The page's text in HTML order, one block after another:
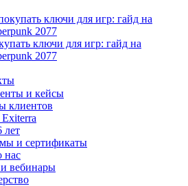
ключи для игр: гайд на
2077
и кейсы
клиентов
лет
и сертификаты
вебинары